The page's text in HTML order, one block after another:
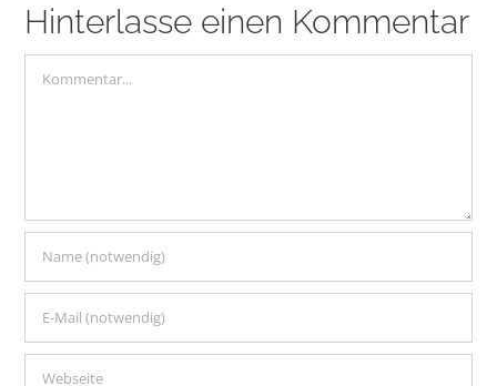
Hinterlasse einen Kommentar
Kommentar